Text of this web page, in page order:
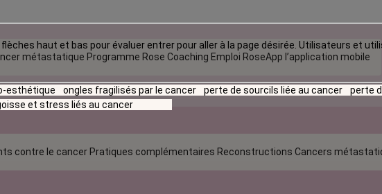
métastatique Programme Rose Coaching Emploi RoseApp l’application mobile
contre le cancer Pratiques complémentaires Reconstructions Cancers
haut et bas pour évaluer entrer pour aller à la page désirée. Utilisateurs et
esthétique ongles fragilisés par le cancer perte de sourcils liée au cancer perte
et stress liés au cancer